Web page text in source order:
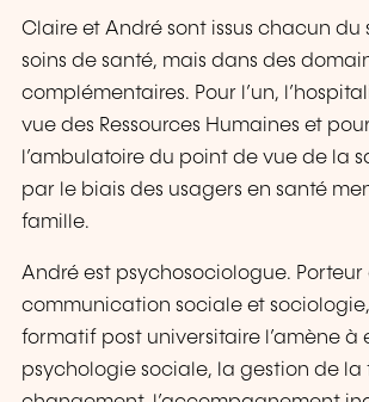
Claire et André sont issus chacun du
soins de santé, mais dans des
complémentaires. Pour l’un,
vue des Ressources Humaines et
l’ambulatoire du point de vue de la
par le biais des usagers en santé
famille.
André est psychosociologue. Porteur
communication sociale et
formatif post universitaire l’amène à
psychologie sociale, la gestion de la